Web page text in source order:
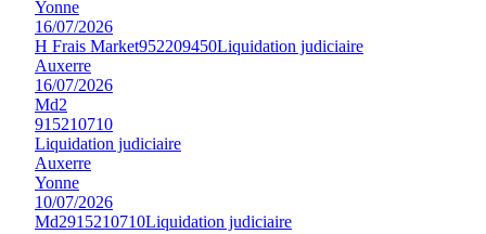
Yonne
16/07/2026
H Frais Market952209450Liquidation judiciaire
Auxerre
16/07/2026
Md2
915210710
Liquidation judiciaire
Auxerre
Yonne
10/07/2026
Md2915210710Liquidation judiciaire